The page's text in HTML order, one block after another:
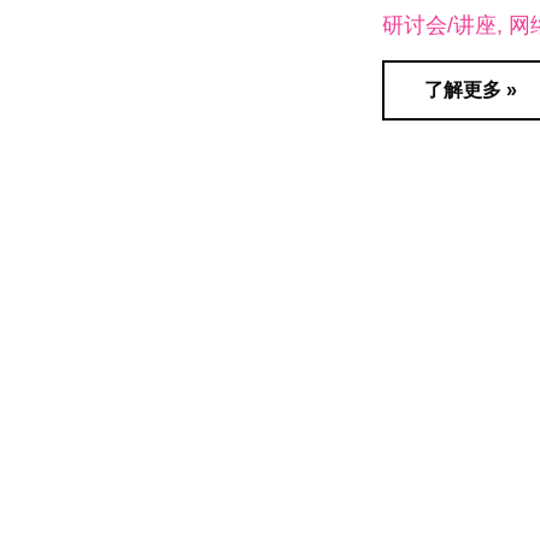
研讨会/讲座 网
了解更多 »